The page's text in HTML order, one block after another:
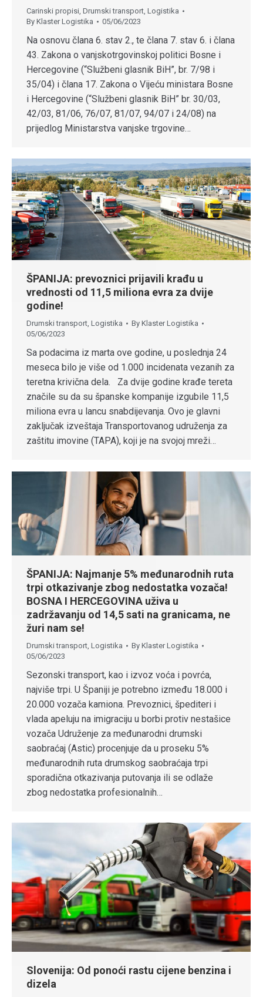
Carinski propisi Drumski transport Logistika
By Klaster Logistika 05/06/2023
Na osnovu člana 6. stav 2., te člana 7. stav 6. i člana
43. Zakona o vanjskotrgovinskoj politici Bosne i
Hercegovine (“Službeni glasnik BiH”, br. 7/98 i
35/04) i člana 17. Zakona o Vijeću ministara Bosne
i Hercegovine (“Službeni glasnik BiH” br. 30/03,
42/03, 81/06, 76/07, 81/07, 94/07 i 24/08) na
prijedlog Ministarstva vanjske trgovine…
ŠPANIJA: prevoznici prijavili krađu u
vrednosti od 11,5 miliona evra za dvije
godine!
Drumski transport Logistika By Klaster Logistika
05/06/2023
Sa podacima iz marta ove godine, u poslednja 24
meseca bilo je više od 1.000 incidenata vezanih za
teretna krivična dela. Za dvije godine krađe tereta
značile su da su španske kompanije izgubile 11,5
miliona evra u lancu snabdijevanja. Ovo je glavni
zaključak izveštaja Transportovanog udruženja za
zaštitu imovine (TAPA), koji je na svojoj mreži…
ŠPANIJA: Najmanje 5% međunarodnih ruta
trpi otkazivanje zbog nedostatka vozača!
BOSNA I HERCEGOVINA uživa u
zadržavanju od 14,5 sati na granicama, ne
žuri nam se!
Drumski transport Logistika By Klaster Logistika
05/06/2023
Sezonski transport, kao i izvoz voća i povrća,
najviše trpi. U Španiji je potrebno između 18.000 i
20.000 vozača kamiona. Prevoznici, špediteri i
vlada apeluju na imigraciju u borbi protiv nestašice
vozača Udruženje za međunarodni drumski
saobraćaj (Astic) procenjuje da u proseku 5%
međunarodnih ruta drumskog saobraćaja trpi
sporadična otkazivanja putovanja ili se odlaže
zbog nedostatka profesionalnih…
Slovenija: Od ponoći rastu cijene benzina i
dizela